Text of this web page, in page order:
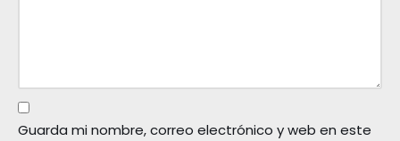
Guarda mi nombre, correo electrónico y web en este